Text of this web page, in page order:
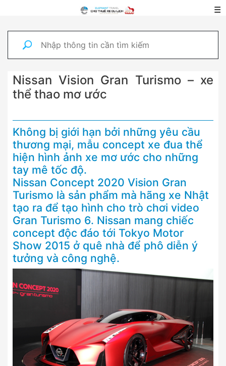
☰
Nissan Vision Gran Turismo – xe
thể thao mơ ước
Không bị giới hạn bởi những yêu cầu
thương mại, mẫu concept xe đua thể
hiện hình ảnh xe mơ ước cho những
tay mê tốc độ.
Nissan Concept 2020 Vision Gran
Turismo là sản phẩm mà hãng xe Nhật
tạo ra để tạo hình cho trò chơi video
Gran Turismo 6. Nissan mang chiếc
concept độc đáo tới Tokyo Motor
Show 2015 ở quê nhà để phô diễn ý
tưởng và công nghệ.